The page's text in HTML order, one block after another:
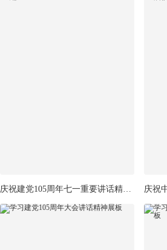
庆祝建党105周年七一重要讲话精神党建